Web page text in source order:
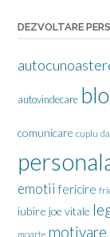
DEZVOLTARE
autovindecare
comunicare cuplu
emotii fericire
iubire joe vitale
moarte motivare